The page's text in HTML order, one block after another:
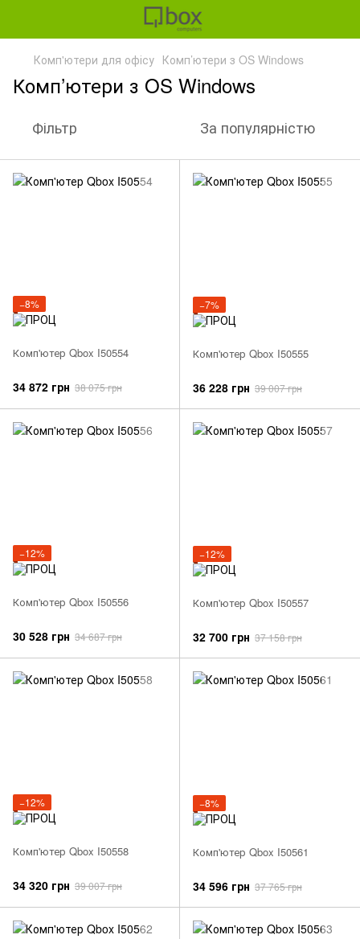
Комп'ютери для офісу Комп’ютери з OS Windows
Комп’ютери з OS Windows
Фільтр За популярністю
−8%
Комп'ютер Qbox I50554
34 872 грн 38 075 грн
−7%
Комп'ютер Qbox I50555
36 228 грн 39 007 грн
−12%
Комп'ютер Qbox I50556
30 528 грн 34 687 грн
−12%
Комп'ютер Qbox I50557
32 700 грн 37 158 грн
−12%
Комп'ютер Qbox I50558
34 320 грн 39 007 грн
−8%
Комп'ютер Qbox I50561
34 596 грн 37 765 грн